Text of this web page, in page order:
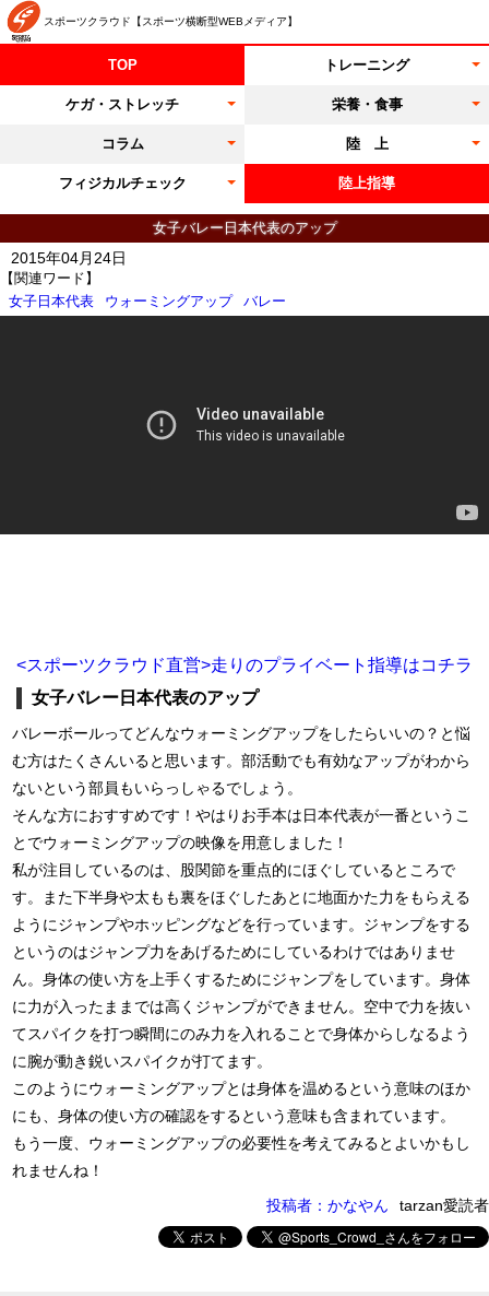
スポーツクラウド【スポーツ横断型WEBメディア】
TOP トレーニング
ケガ・ストレッチ 栄養・食事
コラム 陸 上
フィジカルチェック 陸上指導
女子バレー日本代表のアップ
【関連ワード】
女子日本代表
ウォーミングアップ バレー
2015年04月24日
<スポーツクラウド直営>走りのプライベート指導はコチラ
女子バレー日本代表のアップ
バレーボールってどんなウォーミングアップをしたらいいの？と悩
む方はたくさんいると思います。部活動でも有効なアップがわから
ないという部員もいらっしゃるでしょう。
そんな方におすすめです！やはりお手本は日本代表が一番というこ
とでウォーミングアップの映像を用意しました！
私が注目しているのは、股関節を重点的にほぐしているところで
す。また下半身や太もも裏をほぐしたあとに地面かた力をもらえる
ようにジャンプやホッピングなどを行っています。ジャンプをする
というのはジャンプ力をあげるためにしているわけではありませ
ん。身体の使い方を上手くするためにジャンプをしています。身体
に力が入ったままでは高くジャンプができません。空中で力を抜い
てスパイクを打つ瞬間にのみ力を入れることで身体からしなるよう
に腕が動き鋭いスパイクが打てます。
このようにウォーミングアップとは身体を温めるという意味のほか
にも、身体の使い方の確認をするという意味も含まれています。
もう一度、ウォーミングアップの必要性を考えてみるとよいかもし
れませんね！
投稿者：かなやん
tarzan愛読者